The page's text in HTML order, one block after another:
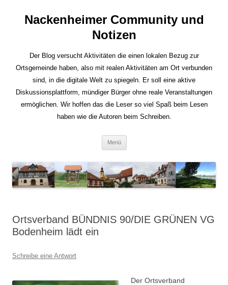
Nackenheimer Community und
Notizen
Der Blog versucht Aktivitäten die einen lokalen Bezug zur
Ortsgemeinde haben, also mit realen Aktivitäten am Ort verbunden
sind, in die digitale Welt zu spiegeln. Er soll eine aktive
Diskussionsplattform, mündiger Bürger ohne reale Veranstaltungen
ermöglichen. Wir hoffen das die Leser so viel Spaß beim Lesen
haben wie die Autoren beim Schreiben.
Menü
Ortsverband BÜNDNIS 90/DIE GRÜNEN VG
Bodenheim lädt ein
Schreibe eine Antwort
Der Ortsverband